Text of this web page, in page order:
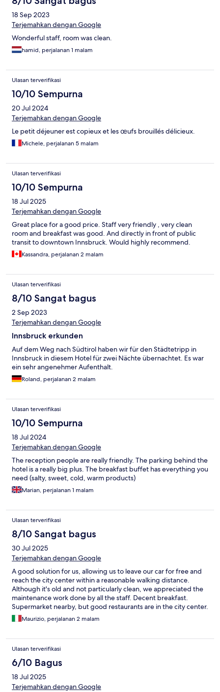
18 Sep 2023
Terjemahkan dengan Google
Wonderful staff, room was clean.
hamid, perjalanan 1 malam
Ulasan terverifikasi
10/10 Sempurna
20 Jul 2024
Terjemahkan dengan Google
Le petit déjeuner est copieux et les œufs brouillés délicieux.
Michele, perjalanan 5 malam
Ulasan terverifikasi
10/10 Sempurna
18 Jul 2025
Terjemahkan dengan Google
Great place for a good price. Staff very friendly , very clean
room and breakfast was good. And directly in front of public
transit to downtown Innsbruck. Would highly recommend.
Kassandra, perjalanan 2 malam
Ulasan terverifikasi
8/10 Sangat bagus
2 Sep 2023
Terjemahkan dengan Google
Innsbruck erkunden
Auf dem Weg nach Südtirol haben wir für den Städtetripp in
Innsbruck in diesem Hotel für zwei Nächte übernachtet. Es war
ein sehr angenehmer Aufenthalt.
Roland, perjalanan 2 malam
Ulasan terverifikasi
10/10 Sempurna
18 Jul 2024
Terjemahkan dengan Google
The reception people are really friendly. The parking behind the
hotel is a really big plus. The breakfast buffet has everything you
need (salty, sweet, cold, warm products)
Marian, perjalanan 1 malam
Ulasan terverifikasi
8/10 Sangat bagus
30 Jul 2025
Terjemahkan dengan Google
A good solution for us, allowing us to leave our car for free and
reach the city center within a reasonable walking distance.
Although it's old and not particularly clean, we appreciated the
maintenance work done by all the staff. Decent breakfast.
Supermarket nearby, but good restaurants are in the city center.
Your choice.
Maurizio, perjalanan 2 malam
Ulasan terverifikasi
6/10 Bagus
18 Jul 2025
Terjemahkan dengan Google